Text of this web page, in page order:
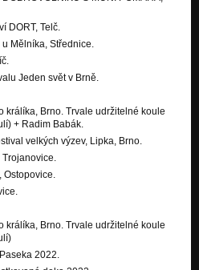
DORT, Telč.
Mělníka, Střednice.
Jeden svět v Brně.
králíka, Brno. Trvale udržitelné koule
+ Radim Babák.
velkých výzev, Lipka, Brno.
Trojanovice.
Ostopovice.
králíka, Brno. Trvale udržitelné koule
2022.